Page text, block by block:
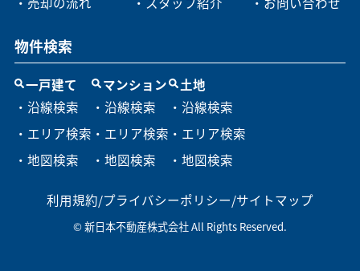
物件検索
一戸建て
・沿線検索
・エリア検索
・地図検索
マンション
・沿線検索
・エリア検索
・地図検索
土地
・沿線検索
・エリア検索
・地図検索
利用規約/プライバシーポリシー/サイトマップ
© 新日本不動産株式会社 All Rights Reserved.